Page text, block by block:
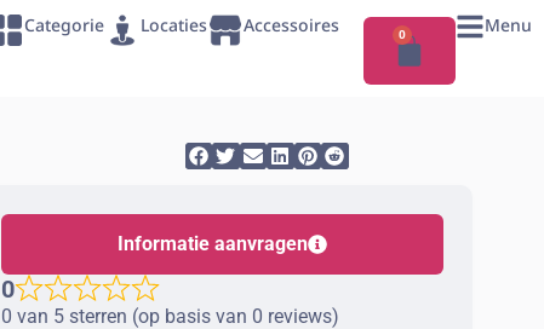
Categorie Locaties Accessoires 0 Menu
Informatie aanvragen
0
0 van 5 sterren (op basis van 0 reviews)